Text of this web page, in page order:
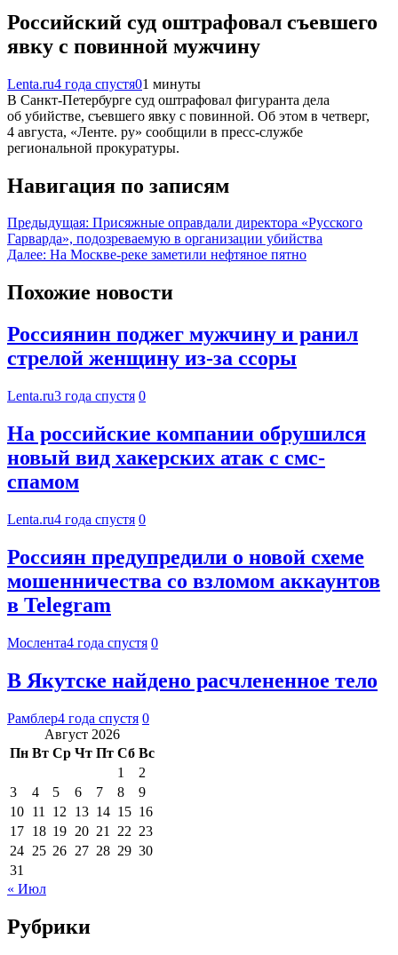
Российский суд оштрафовал съевшего
явку с повинной мужчину
Lenta.ru4 года спустя01 минуты
В Санкт-Петербурге суд оштрафовал фигуранта дела
об убийстве, съевшего явку с повинной. Об этом в четверг,
4 августа, «Ленте. ру» сообщили в пресс-службе
региональной прокуратуры.
Навигация по записям
Предыдущая: Присяжные оправдали директора «Русского
Гарварда», подозреваемую в организации убийства
Далее: На Москве-реке заметили нефтяное пятно
Похожие новости
Россиянин поджег мужчину и ранил
стрелой женщину из-за ссоры
Lenta.ru3 года спустя 0
На российские компании обрушился
новый вид хакерских атак с смс-
спамом
Lenta.ru4 года спустя 0
Россиян предупредили о новой схеме
мошенничества со взломом аккаунтов
в Telegram
Мослента4 года спустя 0
В Якутске найдено расчлененное тело
Рамблер4 года спустя 0
Август 2026
Пн Вт Ср Чт Пт Сб Вс
1
2
3
4 5 6 7 8
9
10 11 12 13 14 15 16
17 18 19 20 21 22 23
24 25 26 27 28 29 30
31
« Июл
Рубрики